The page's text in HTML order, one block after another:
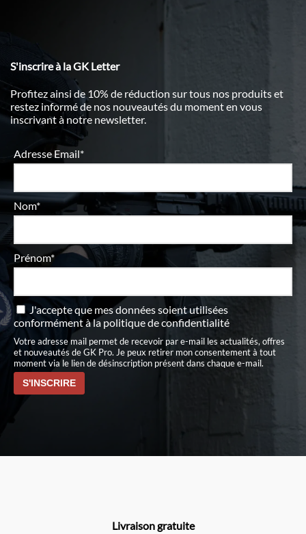
S'inscrire à la GK Letter
Profitez ainsi de 10% de réduction sur tous nos produits et
restez informé de nos nouveautés du moment en vous
inscrivant à notre newsletter.
Adresse Email*
Nom*
Prénom*
J'accepte que mes données soient utilisées
conformément àla politique de confidentialité
Votre adresse mail permet de recevoir par e-mail les actualités, offres
et nouveautés de GK Pro. Je peux retirer mon consentement à tout
moment via le lien de désinscription présent dans chaque e-mail.
Livraison gratuite